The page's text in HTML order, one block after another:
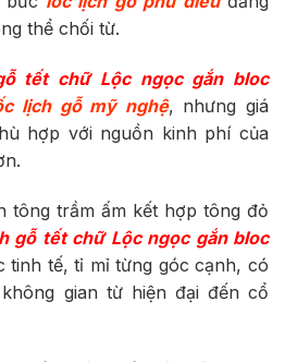
thể chối từ.
tết chữ Lộc ngọc gắn bloc
lịch gỗ mỹ nghệ, nhưng giá
hợp với nguồn kinh phí của
tông trầm ấm kết hợp tông đỏ
gỗ tết chữ Lộc ngọc gắn bloc
tinh tế, tỉ mỉ từng góc cạnh, có
gian từ hiện đại đến cổ